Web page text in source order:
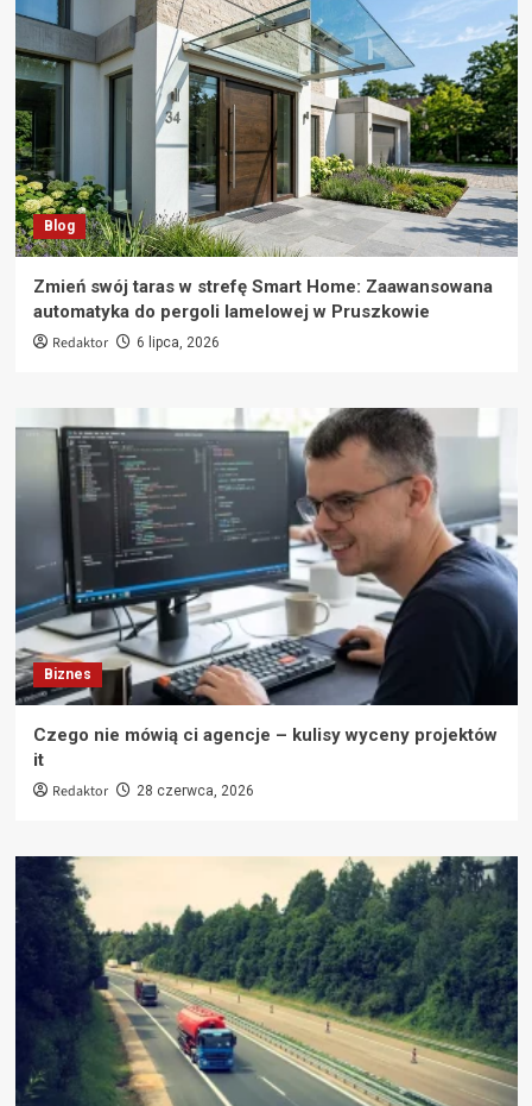
Blog
Zmień swój taras w strefę Smart Home: Zaawansowana
automatyka do pergoli lamelowej w Pruszkowie
Redaktor 6 lipca, 2026
Biznes
Czego nie mówią ci agencje – kulisy wyceny projektów
it
Redaktor 28 czerwca, 2026